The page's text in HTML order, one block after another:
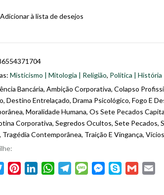
Adicionar à lista de desejos
Misticismo | Mitologia | Religião, Política | História
Bancária, Ambição Corporativa, Colapso
, Destino Entrelaçado, Drama Psicológico, Fogo E
, Moralidade Humana, Os Sete Pecados
Corporativa, Segredos Ocultos, Sete Pecados,
, Tragédia Contemporânea, Traição E Vingança,
TwitterPinterestLinkedInWhatsAppTelegramMessageMessenger
Skype Gmail